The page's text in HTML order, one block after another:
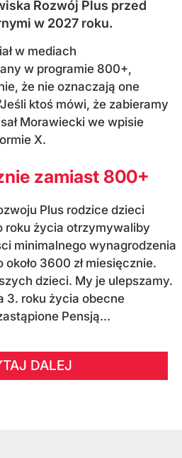
Rozwój Plus przed
w 2027 roku.
w mediach
w programie 800+,
że nie oznaczają one
ktoś mówi, że zabieramy
Morawiecki we wpisie
X.
zamiast 800+
Plus rodzice dzieci
roku życia otrzymywaliby
minimalnego wynagrodzenia
3600 zł miesięcznie.
dzieci. My je ulepszamy.
3. roku życia obecne
Pensją...
DALEJ